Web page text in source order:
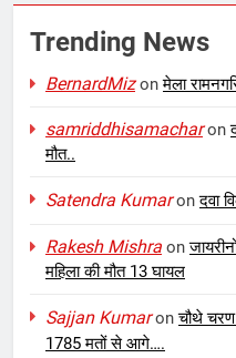
Trending News
BernardMizonमेला
samriddhisamacharon
मौत..
Satendra Kumaronदवा
Rakesh Mishra on
महिला की मौत 13 घायल
Sajjan Kumaronचौथे चरण
1785 मतों से आगे….